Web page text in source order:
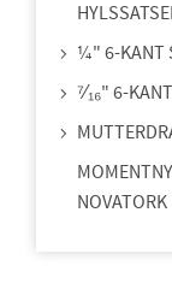
¼" 6-KANT
⁷⁄₁₆" 6-
NOVATORK